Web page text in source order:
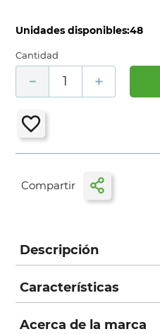
Unidades disponibles:48
Cantidad
＋
－
Descripción
Características
Acerca de la marca